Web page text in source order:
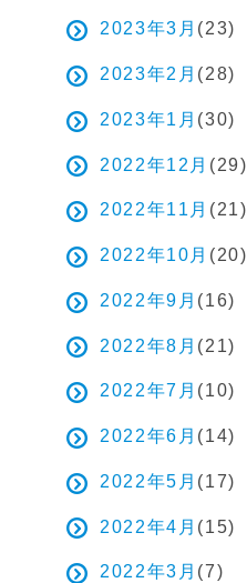
2023年3月 (23)
2023年2月 (28)
2023年1月 (30)
2022年12月 (29)
2022年11月 (21)
2022年10月 (20)
2022年9月 (16)
2022年8月 (21)
2022年7月 (10)
2022年6月 (14)
2022年5月 (17)
2022年4月 (15)
2022年3月 (7)